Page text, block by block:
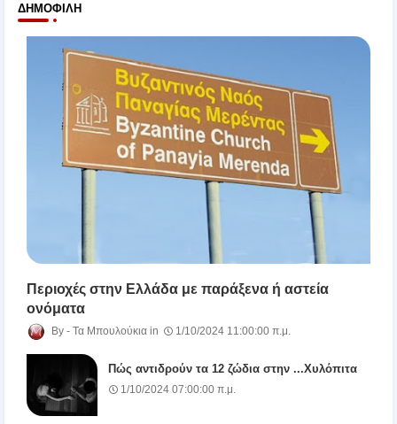
ΔΗΜΟΦΙΛΉ
Περιοχές στην Ελλάδα με παράξενα ή αστεία
ονόματα
Τα Μπουλούκια 1/10/2024 11:00:00 π.μ.
Πώς αντιδρούν τα 12 ζώδια στην ...Χυλόπιτα
1/10/2024 07:00:00 π.μ.